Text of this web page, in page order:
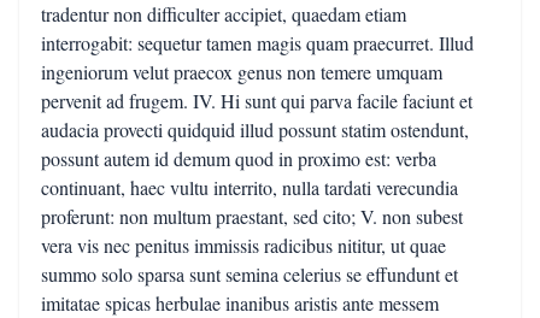
tradentur non difficulter accipiet, quaedam etiam
interrogabit: sequetur tamen magis quam praecurret. Illud
ingeniorum velut praecox genus non temere umquam
pervenit ad frugem. IV. Hi sunt qui parva facile faciunt et
audacia provecti quidquid illud possunt statim ostendunt,
possunt autem id demum quod in proximo est: verba
continuant, haec vultu interrito, nulla tardati verecundia
proferunt: non multum praestant, sed cito; V. non subest
vera vis nec penitus immissis radicibus nititur, ut quae
summo solo sparsa sunt semina celerius se effundunt et
imitatae spicas herbulae inanibus aristis ante messem